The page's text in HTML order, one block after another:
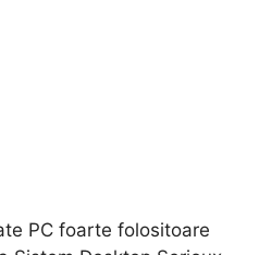
PC foarte folositoare